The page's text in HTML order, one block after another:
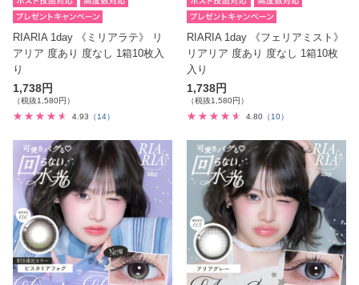
RIARIA 1day 《ミリアラテ》 リ
アリア 度あり 度なし 1箱10枚入
り
1,738円
（税抜1,580円）
4.93 （14）
RIARIA 1day 《フェリアミスト》
リアリア 度あり 度なし 1箱10枚
入り
1,738円
（税抜1,580円）
4.80 （10）